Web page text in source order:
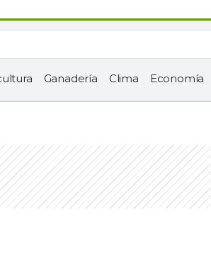
Ganadería Clima Economía